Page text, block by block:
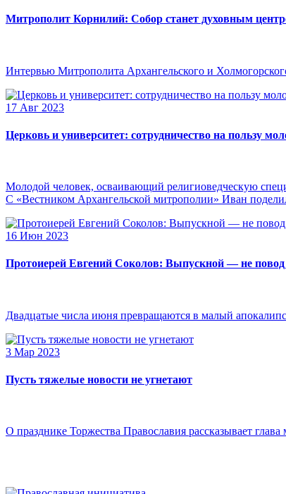
Митрополит Корнилий: Собор станет духовным
Интервью Митрополита Архангельского и
17 Авг 2023
Церковь и университет: сотрудничество на пользу
Молодой человек, осваивающий религиоведческую
С «Вестником Архангельской митрополии» Иван
16 Июн 2023
Протоиерей Евгений Соколов: Выпускной — не
Двадцатые числа июня превращаются в малый
3 Мар 2023
Пусть тяжелые новости не угнетают
О празднике Торжества Православия рассказывает